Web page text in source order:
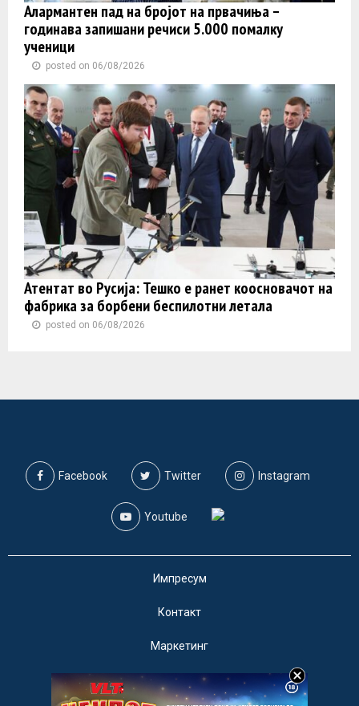
Алармантен пад на бројот на првачиња –
годинава запишани речиси 5.000 помалку
ученици
posted on 06/08/2026
Атентат во Русија: Тешко е ранет коосновачот на
фабрика за борбени беспилотни летала
posted on 06/08/2026
Facebook Twitter Instagram
Youtube
Импресум
Контакт
Маркетинг
Услови за користење